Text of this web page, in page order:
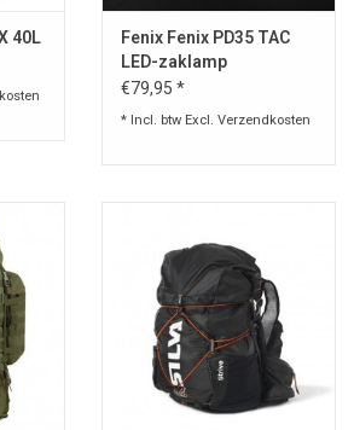
40L
Fenix Fenix PD35 TAC
LED-zaklamp
€79,95 *
* Incl. btw Excl. Verzendkosten